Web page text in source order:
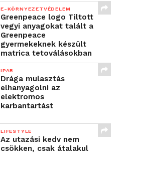
E-KÖRNYEZETVÉDELEM
Greenpeace logo Tiltott
vegyi anyagokat talált a
Greenpeace
gyermekeknek készült
matrica tetoválásokban
IPAR
Drága mulasztás
elhanyagolni az
elektromos
karbantartást
LIFESTYLE
Az utazási kedv nem
csökken, csak átalakul